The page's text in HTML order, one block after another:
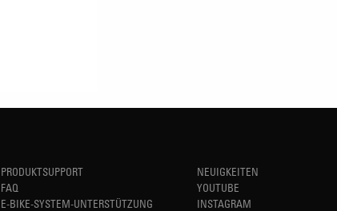
PRODUKTSUPPORT
FAQ
E-BIKE-SYSTEM-UNTERSTÜTZUNG
NEUIGKEITEN
YOUTUBE
INSTAGRAM